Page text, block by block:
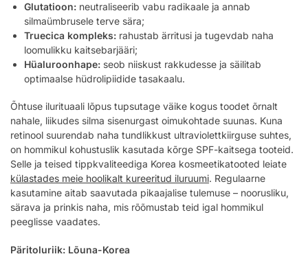
Glutatioon: neutraliseerib vabu radikaale ja annab
silmaümbrusele terve sära;
Truecica kompleks: rahustab ärritusi ja tugevdab naha
loomulikku kaitsebarjääri;
Hüaluroonhape: seob niiskust rakkudesse ja säilitab
optimaalse hüdrolipiidide tasakaalu.
Õhtuse ilurituaali lõpus tupsutage väike kogus toodet õrnalt
nahale, liikudes silma sisenurgast oimukohtade suunas. Kuna
retinool suurendab naha tundlikkust ultraviolettkiirguse suhtes,
on hommikul kohustuslik kasutada kõrge SPF-kaitsega tooteid.
Selle ja teised tippkvaliteediga Korea kosmeetikatooted leiate
külastades meie hoolikalt kureeritud iluruumi. Regulaarne
kasutamine aitab saavutada pikaajalise tulemuse – noorusliku,
särava ja prinkis naha, mis rõõmustab teid igal hommikul
peeglisse vaadates.
Päritoluriik: Lõuna-Korea